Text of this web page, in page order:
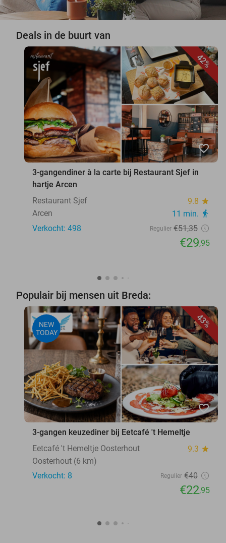
Deals in de buurt van
42%
favorite_border
3-gangendiner à la carte bij Restaurant Sjef in
hartje Arcen
Restaurant Sjef
9.8 star
Arcen 11 min. directions_walk
Verkocht: 498 Regulier €51,35
€29,95
Populair bij mensen uit Breda:
43%
NEW
TODAY
favorite_border
3-gangen keuzediner bij Eetcafé 't Hemeltje
Eetcafé 't Hemeltje Oosterhout
9.3 star
Oosterhout (6 km)
Verkocht: 8
Regulier €40
€22,95